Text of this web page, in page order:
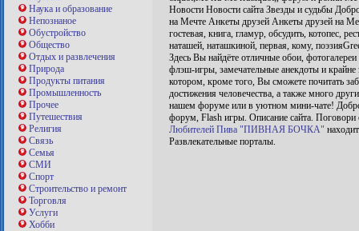
Наука и образование
Непознаное
Обустройство
Общество
Отдых и развлечения
Природа
Продукты питания
Промышленность
Прочее
Путешествия
Религия
Связь
Семья
СМИ
Спорт
Строительство и ремонт
Торговля
Услуги
Хобби
Новости Новости сайта Звезды и судьбы
на Мечте Анкеты друзей Анкеты друзей на
гостевая, книга, гламур, обсудить, котопес,
наташей, наташкиной, первая, кому,
Здесь Вы найдёте отличные обои,
флэш-игры, замечательные анекдоты и
котором, кроме того, Вы сможете почитать
достижения человечества, а также много
нашем форуме или в уютном мини-чате!
форум, Flash игры. Описание сайта.
Любителей Пива "ПИВНАЯ БОЧКА"
Развлекательные порталы.